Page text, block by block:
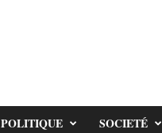
POLITIQUE SOCIETÉ